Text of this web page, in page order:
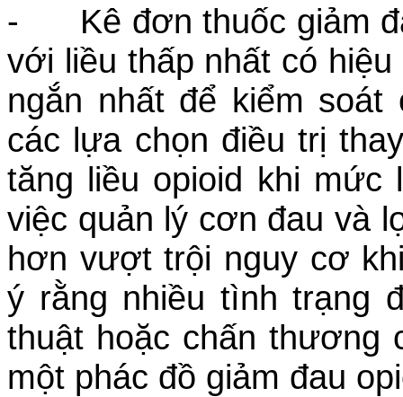
- Kê đơn thuốc giảm
với liều thấp nhất có
ngắn nhất để kiểm
các lựa chọn điều trị
tăng liều opioid khi mức
việc quản lý cơn đau và
hơn vượt trội nguy cơ
ý rằng nhiều tình trạng
thuật hoặc chấn thương
một phác đồ giảm đau